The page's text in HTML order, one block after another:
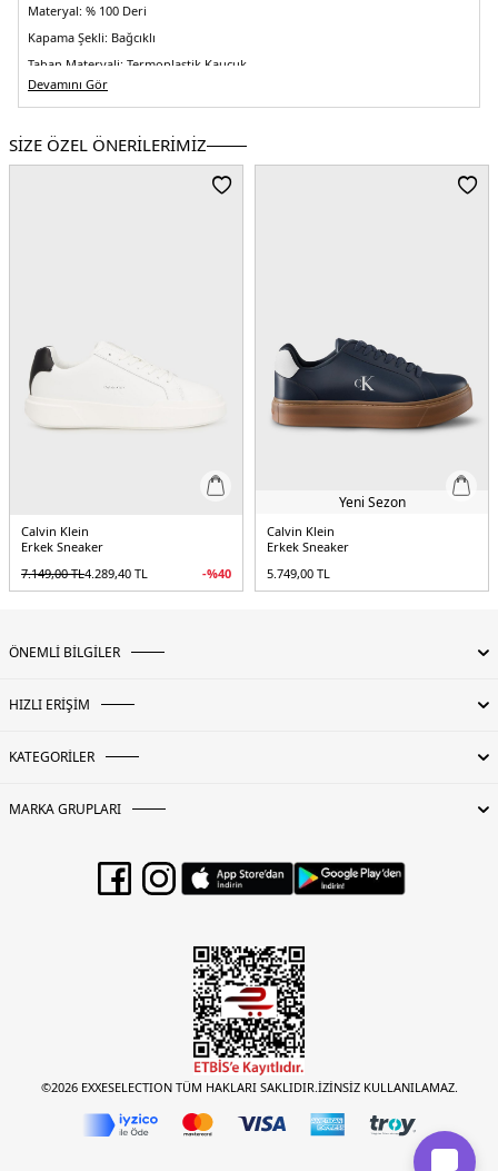
Materyal: % 100 Deri
Kapama Şekli: Bağcıklı
Taban Materyali: Termoplastik Kauçuk
Burun Tipi:Yuvarlak
Menşei:Çin
Detaylar:- Rahat köpük iç taban- Pürüzsüz deri dış yüzey- Topuk ve dilde
Devamını Gör
SİZE ÖZEL ÖNERİLERİMİZ
Calvin Klein
Erkek Sneaker
7.149,00TL4.289,40 TL -%40
Yeni Sezon
Calvin Klein
Erkek Sneaker
5.749,00 TL
ÖNEMLİ BİLGİLER
HIZLI ERİŞİM
KATEGORİLER
MARKA GRUPLARI
©2026 EXXESELECTION TÜM HAKLARI SAKLIDIR.İZİNSİZ KULLANILAMAZ.